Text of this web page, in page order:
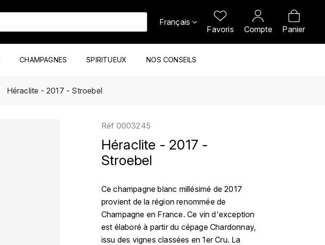
Français
Favoris Compte Panier
CHAMPAGNES SPIRITUEUX NOS CONSEILS
Héraclite - 2017 - Stroebel
Réf 0003245
Héraclite - 2017 -
Stroebel
Ce champagne blanc millésimé de 2017
provient de la région renommée de
Champagne en France. Ce vin d'exception
est élaboré à partir du cépage Chardonnay,
issu des vignes classées en 1er Cru. La